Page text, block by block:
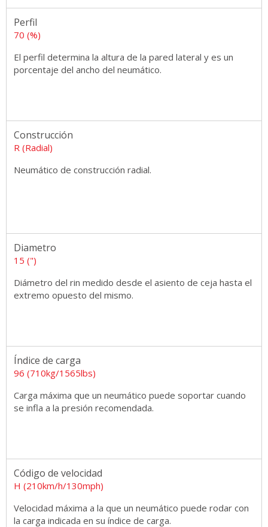
Perfil
70 (%)
El perfil determina la altura de la pared lateral y es un
porcentaje del ancho del neumático.
Construcción
R (Radial)
Neumático de construcción radial.
Diametro
15 (")
Diámetro del rin medido desde el asiento de ceja hasta el
extremo opuesto del mismo.
Índice de carga
96 (710kg/1565lbs)
Carga máxima que un neumático puede soportar cuando
se infla a la presión recomendada.
Código de velocidad
H (210km/h/130mph)
Velocidad máxima a la que un neumático puede rodar con
la carga indicada en su índice de carga.